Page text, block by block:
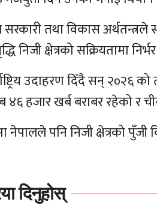
तथा विकास अर्थतन्त्रले
निजी क्षेत्रको सक्रियतामा
उदाहरण दिँदै सन् २०२६
४६ हजार खर्ब बराबर रहेको र
पनि निजी क्षेत्रको पुँजी
दिनुहोस्